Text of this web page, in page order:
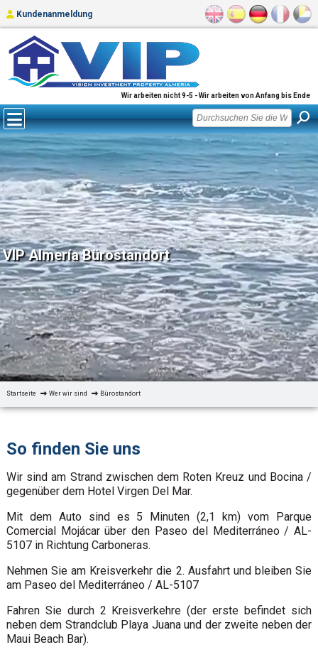
Wir arbeiten nicht 9-5 - Wir arbeiten von Anfang bis Ende
Kundenanmeldung
VIP Almería Bürostandort
Startseite Wer wir sind Bürostandort
So finden Sie uns
Wir sind am Strand zwischen dem Roten Kreuz und Bocina /
gegenüber dem Hotel Virgen Del Mar.
Mit dem Auto sind es 5 Minuten (2,1 km) vom Parque
Comercial Mojácar über den Paseo del Mediterráneo / AL-
5107 in Richtung Carboneras.
Nehmen Sie am Kreisverkehr die 2. Ausfahrt und bleiben Sie
am Paseo del Mediterráneo / AL-5107
Fahren Sie durch 2 Kreisverkehre (der erste befindet sich
neben dem Strandclub Playa Juana und der zweite neben der
Maui Beach Bar).